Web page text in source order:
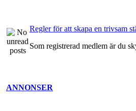
Regler för att skapa en trivsam
Som registrerad medlem är du
ANNONSER